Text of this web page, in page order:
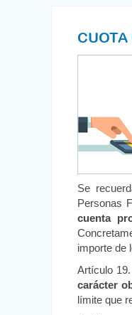
Se
Personas
cuenta
importe de
Artículo
carácter
límite que